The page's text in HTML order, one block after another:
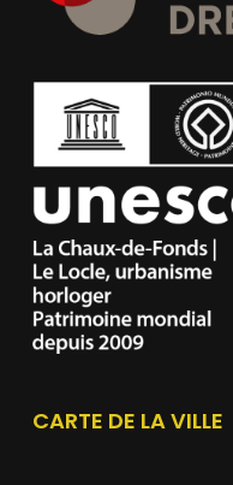
CARTE DE LA VILLE